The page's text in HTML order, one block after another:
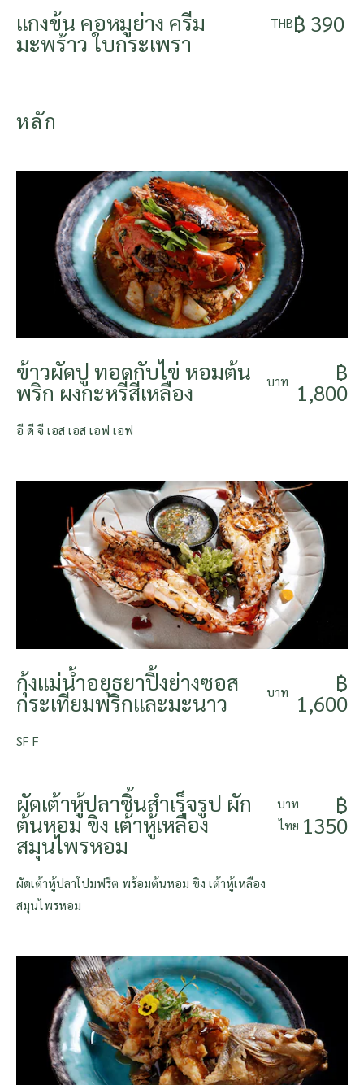
แกงข้น คอหมูย่าง ครีม
มะพร้าว ใบกระเพรา
THB฿ 390
หลัก
ข้าวผัดปู ทอดกับไข่ หอมต้น
พริก ผงกะหรี่สีเหลือง บาท ฿
1,800
อี ดี จี เอส เอส เอฟ เอฟ
กุ้งแม่น้ำอยุธยาปิ้งย่างซอส
กระเทียมพริกและมะนาว บาท ฿
1,600
SF F
ผัดเต้าหู้ปลาชิ้นสำเร็จรูป ผัก
ต้นหอม ขิง เต้าหู้เหลือง
สมุนไพรหอม
บาท
ไทย
฿
1350
ผัดเต้าหู้ปลาโปมฟรีต พร้อมต้นหอม ขิง เต้าหู้เหลือง
สมุนไพรหอม